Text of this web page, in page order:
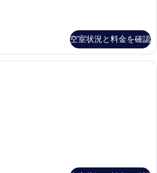
空室状況と料金を確認
セーフティボックス (室内)、遮光カ